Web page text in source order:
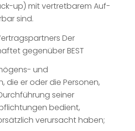
up) mit vertretbarem Auf-
sind.
Der
gegenüber BEST
und
die er oder die Personen,
seiner
bedient,
verursacht haben;